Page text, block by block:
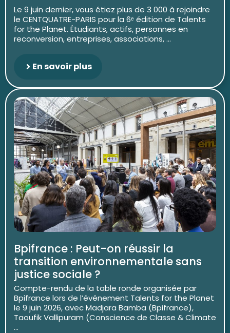
Le 9 juin dernier, vous étiez plus de 3 000 à rejoindre
le CENTQUATRE-PARIS pour la 6ᵉ édition de Talents
for the Planet. Étudiants, actifs, personnes en
reconversion, entreprises, associations, ...
En savoir plus
Bpifrance : Peut-on réussir la
transition environnementale sans
justice sociale ?
Compte-rendu de la table ronde organisée par
Bpifrance lors de l’événement Talents for the Planet
le 9 juin 2026, avec Madjara Bamba (Bpifrance),
Taoufik Vallipuram (Conscience de Classe & Climate
...